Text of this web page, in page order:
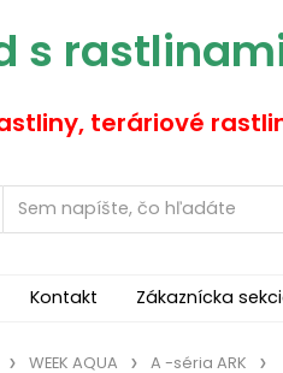
s
teráriové
Kontakt Zákaznícka
WEEK AQUA A -séria ARK